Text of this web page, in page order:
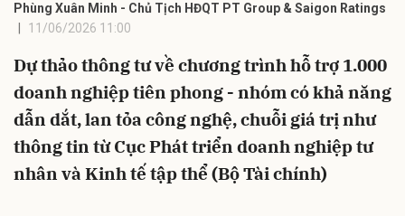
Phùng Xuân Minh - Chủ Tịch HĐQT PT Group & Saigon Ratings
11/06/2026 11:00
Dự thảo thông tư về chương trình hỗ trợ 1.000
doanh nghiệp tiên phong - nhóm có khả năng
dẫn dắt, lan tỏa công nghệ, chuỗi giá trị như
thông tin từ Cục Phát triển doanh nghiệp tư
nhân và Kinh tế tập thể (Bộ Tài chính)